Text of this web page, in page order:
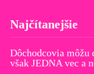
Najčítanejšie
Dôchodcovia môžu
však JEDNA vec a